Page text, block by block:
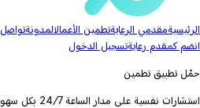
الرئيسيةمقدمي الرعايةتطمين الأعمالالمدونة
انضم كمقدم رعايةتسجيل الدخول
حمّل تطبيق تطمين
استشارات